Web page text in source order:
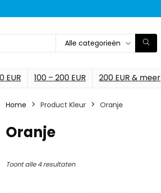
Alle categorieën
EUR 100 – 200 EUR 200 EUR & meer
Home Product Kleur ‎Oranje
‎Oranje
Toont alle 4 resultaten